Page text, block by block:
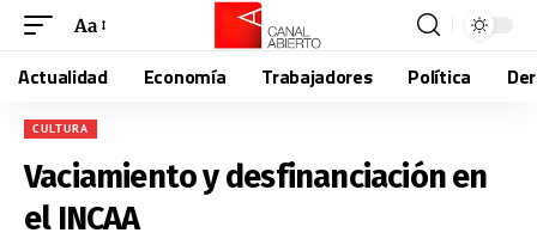
Aa
Actualidad Economía Trabajadores Política
CULTURA
Vaciamiento y desfinanciación en
el INCAA